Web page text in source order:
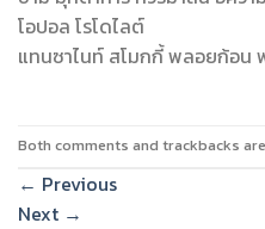
โอปอล โรโดไลต์
แทนซาไนท์ สโมกกี้ พลอยก้อน
Both comments and trackbacks
← Previous
Next →